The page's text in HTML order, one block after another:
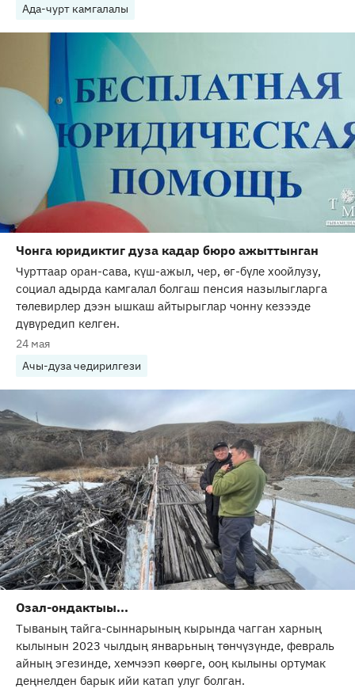
Ада-чурт камгалалы
Чонга юридиктиг дуза кадар бюро ажыттынган
Чурттаар оран-сава, күш-ажыл, чер, өг-бүле хоойлузу,
социал адырда камгалал болгаш пенсия назылыгларга
төлевирлер дээн ышкаш айтырыглар чонну кезээде
дүвүредип келген.
24 мая
Ачы-дуза чедирилгези
Озал-ондактыы...
Тываның тайга-сыннарының кырында чагган харның
кылынын 2023 чылдың январьның төнчүзүнде, февраль
айның эгезинде, хемчээп көөрге, ооң кылыны ортумак
деңнелден барык ийи катап улуг болган.